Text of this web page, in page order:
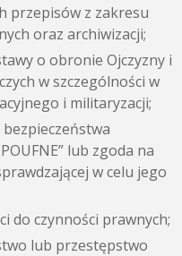
przepisów z zakresu
oraz archiwizacji;
o obronie Ojczyzny i
w szczególności w
i militaryzacji;
lub zgoda na
w celu jego
do czynności prawnych;
lub przestępstwo